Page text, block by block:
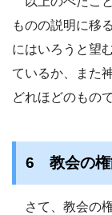
ものの説明に移
にはいろうと望
ているか、また
どれほどのもの
6 教会の権
さて、教会の